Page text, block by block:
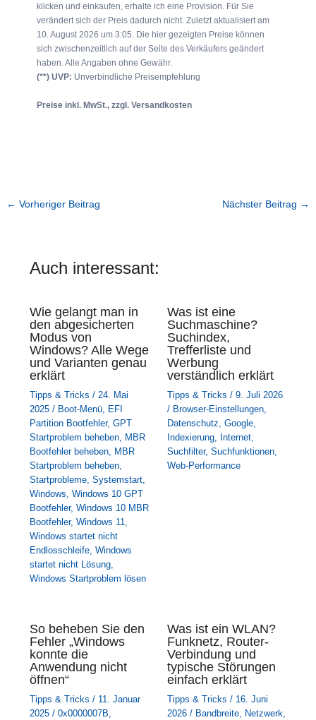
klicken und einkaufen, erhalte ich eine Provision. Für Sie
verändert sich der Preis dadurch nicht. Zuletzt aktualisiert am
10. August 2026 um 3:05. Die hier gezeigten Preise können
sich zwischenzeitlich auf der Seite des Verkäufers geändert
haben. Alle Angaben ohne Gewähr.
(**) UVP: Unverbindliche Preisempfehlung
Preise inkl. MwSt., zzgl. Versandkosten
← Vorheriger Beitrag Nächster Beitrag →
Auch interessant:
Wie gelangt man in
den abgesicherten
Modus von
Windows? Alle Wege
und Varianten genau
erklärt
Tipps & Tricks / 24. Mai
2025 / Boot-Menü,
EFI
Partition Bootfehler, GPT
Startproblem beheben,
MBR
Bootfehler beheben,
MBR
Startproblem beheben,
Startprobleme, Systemstart,
Windows Windows 10 GPT
Bootfehler, Windows 10 MBR
Bootfehler, Windows 11
Windows startet nicht
Endlosschleife, Windows
startet nicht Lösung,
Windows Startproblem lösen
Was ist eine
Suchmaschine?
Suchindex,
Trefferliste und
Werbung
verständlich erklärt
Tipps & Tricks / 9. Juli 2026
/ Browser-Einstellungen,
Datenschutz Google,
Indexierung, Internet,
Suchfilter, Suchfunktionen,
Web-Performance
So beheben Sie den
Fehler „Windows
konnte die
Anwendung nicht
öffnen“
Tipps & Tricks / 11. Januar
2025 / 0x0000007B,
Was ist ein WLAN?
Funknetz, Router-
Verbindung und
typische Störungen
einfach erklärt
Tipps & Tricks / 16. Juni
2026 / Bandbreite, Netzwerk,